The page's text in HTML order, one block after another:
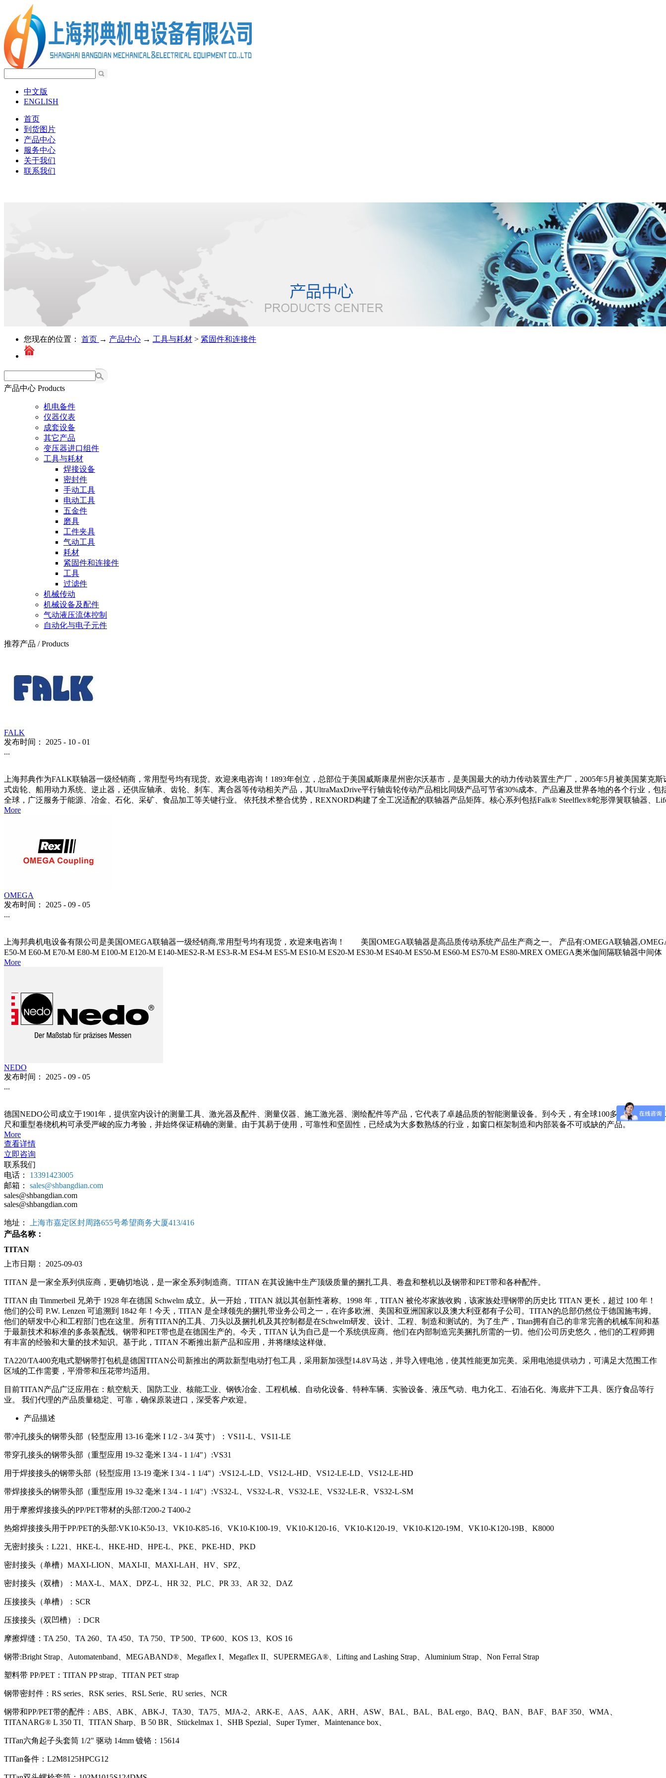
中文版
ENGLISH
首页
到货图片
产品中心
服务中心
关于我们
联系我们
您现在的位置： 首页 → 产品中心 → 工具与耗材 > 紧固件和连接件
产品中心 Products
机电备件
仪器仪表
成套设备
其它产品
变压器进口组件
工具与耗材
焊接设备
密封件
手动工具
电动工具
五金件
磨具
工件夹具
气动工具
耗材
紧固件和连接件
工具
过滤件
机械传动
机械设备及配件
气动液压流体控制
自动化与电子元件
推荐产品 / Products
FALK
发布时间：
2025 - 10 - 01
...
上海邦典作为FALK联轴器一级经销商，常用型号均有现货。欢迎来电咨询！1893年创立，总部位于美国威斯康星州密尔沃基市，是美国最大的动力传动装置生产厂，2005年5月被美国莱
式齿轮、船用动力系统、逆止器，还供应轴承、齿轮、刹车、离合器等传动相关产品，其UltraMaxDrive平行轴齿轮传动产品相比同级产品可节省30%成本。产品遍及世界各地的各个行业
全球，广泛服务于能源、冶金、石化、采矿、食品加工等关键行业。 依托技术整合优势，REXNORD构建了全工况适配的联轴器产品矩阵。核心系列包括Falk® Steelflex®蛇形弹簧联轴器
More
OMEGA
发布时间：
2025 - 09 - 05
...
上海邦典机电设备有限公司是美国OMEGA联轴器一级经销商,常用型号均有现货，欢迎来电咨询！ 美国OMEGA联轴器是高品质传动系统产品生产商之一。 产品有:OMEGA联轴器
E50-M E60-M E70-M E80-M E100-M E120-M E140-MES2-R-M ES3-R-M ES4-M ES5-M ES10-M ES20-M ES30-M ES40-M ES50-M ES60-M ES70-M ES80-MREX OMEGA奥米伽间隔联轴器中间体
More
NEDO
发布时间：
2025 - 09 - 05
...
德国NEDO公司成立于1901年，提供室内设计的测量工具、激光器及配件、测量仪器、施工激光器、测绘配件等产品，它代表了卓越品质的智能测量设备。到今天，有全球100多个国家
尺和重型卷绕机构可承受严峻的应力考验，并始终保证精确的测量。由于其易于使用，可靠性和坚固性，已经成为大多数熟练的行业，如窗口框架制造和内部装备不可或缺的产品。
More
查看详情
立即咨询
联系我们
电话：
13391423005
邮箱：
sales@shbangdian.com
sales@shbangdian.com
sales@shbangdian.com
地址：
上海市嘉定区封周路655号希望商务大厦413/416
产品名称：
TITAN
上市日期： 2025-09-03
TITAN 是一家全系列供应商，更确切地说，是一家全系列制造商。TITAN 在其设施中生产顶级质量的捆扎工具、卷盘和整机以及钢带和PET带和各种配件。
TITAN 由 Timmerbeil 兄弟于 1928 年在德国 Schwelm 成立。从一开始，TITAN 就以其创新性著称。1998 年，TITAN 被伦岑家族收购，该家族处理钢带的历史比 TITAN 更长，超过 100 年！
他们的公司 P.W. Lenzen 可追溯到 1842 年！今天，TITAN 是全球领先的捆扎带业务公司之一，在许多欧洲、美国和亚洲国家以及澳大利亚都有子公司。TITAN的总部仍然位于德国施韦姆。
他们的研发中心和工程部门也在这里。所有TITAN的工具、刀头以及捆扎机及其控制都是在Schwelm研发、设计、工程、制造和测试的。为了生产，Titan拥有自己的非常完善的机械车间和基
于最新技术和标准的多条装配线。钢带和PET带也是在德国生产的。今天，TITAN 认为自己是一个系统供应商。他们在内部制造完美捆扎所需的一切。他们公司历史悠久，他们的工程师拥
有丰富的经验和大量的技术知识。基于此，TITAN 不断推出新产品和应用，并将继续这样做。
TA220/TA400充电式塑钢带打包机是德国TITAN公司新推出的两款新型电动打包工具，采用新加强型14.8V马达，并导入锂电池，使其性能更加完美。采用电池提供动力，可满足大范围工作
区域的工作需要，平滑带和压花带均适用。
目前TITAN产品广泛应用在：航空航天、国防工业、核能工业、钢铁冶金、工程机械、自动化设备、特种车辆、实验设备、液压气动、电力化工、石油石化、海底井下工具、医疗食品等行
业。 我们代理的产品质量稳定、可靠，确保原装进口，深受客户欢迎。
产品描述
带冲孔接头的钢带头部（轻型应用 13-16 毫米 I 1/2 - 3/4 英寸）：VS11-L、VS11-LE
带穿孔接头的钢带头部（重型应用 19-32 毫米 I 3/4 - 1 1/4"）:VS31
用于焊接接头的钢带头部（轻型应用 13-19 毫米 I 3/4 - 1 1/4"）:VS12-L-LD、VS12-L-HD、VS12-LE-LD、VS12-LE-HD
带焊接接头的钢带头部（重型应用 19-32 毫米 I 3/4 - 1 1/4"）:VS32-L、VS32-L-R、VS32-LE、VS32-LE-R、VS32-L-SM
用于摩擦焊接接头的PP/PET带材的头部:T200-2 T400-2
热熔焊接接头用于PP/PET的头部:VK10-K50-13、VK10-K85-16、VK10-K100-19、VK10-K120-16、VK10-K120-19、VK10-K120-19M、VK10-K120-19B、K8000
无密封接头：L221、HKE-L、HKE-HD、HPE-L、PKE、PKE-HD、PKD
密封接头（单槽）MAXI-LION、MAXI-II、MAXI-LAH、HV、SPZ、
密封接头（双槽）：MAX-L、MAX、DPZ-L、HR 32、PLC、PR 33、AR 32、DAZ
压接接头（单槽）：SCR
压接接头（双凹槽）：DCR
摩擦焊缝：TA 250、TA 260、TA 450、TA 750、TP 500、TP 600、KOS 13、KOS 16
钢带:Bright Strap、Automatenband、MEGABAND®、Megaflex I、Megaflex II、SUPERMEGA®、Lifting and Lashing Strap、Aluminium Strap、Non Ferral Strap
塑料带 PP/PET：TITAN PP strap、TITAN PET strap
钢带密封件：RS series、RSK series、RSL Serie、RU series、NCR
钢带和PP/PET带的配件：ABS、ABK、ABK-J、TA30、TA75、MJA-2、ARK-E、AAS、AAK、ARH、ASW、BAL、BAL、BAL ergo、BAQ、BAN、BAF、BAF 350、WMA、
TITANARG® L 350 TI、TITAN Sharp、B 50 BR、Stückelmax 1、SHB Spezial、Super Tymer、Maintenance box、
TITan六角起子头套筒 1/2" 驱动 14mm 镀铬：15614
TITan备件：L2M8125HPCG12